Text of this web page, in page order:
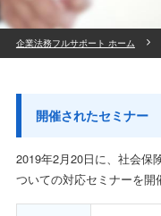
企業法務フルサポート ホーム
開催されたセミナー
2019年2月20日に、社会保
ついての対応セミナーを開